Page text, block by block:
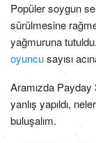
Popüler soygun
sürülmesine
yağmuruna
oyuncusayısı
Aramızda
yanlış yapıldı,
buluşalım.